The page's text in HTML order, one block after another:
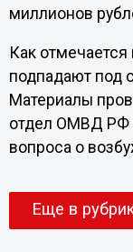
миллионов
Как
подпадают под
Материалы
отдел ОМВД РФ
вопроса о
Еще в